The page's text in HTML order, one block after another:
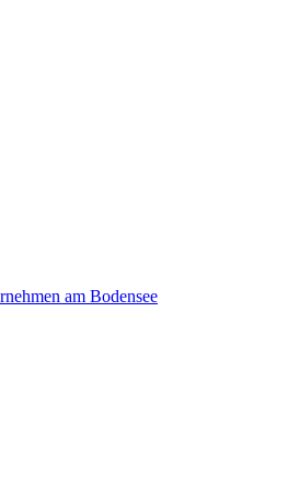
am Bodensee